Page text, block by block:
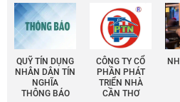
QUỸ TÍN DỤNG
NHÂN DÂN TÍN
NGHĨA
THÔNG BÁO
CÔNG TY CỔ
PHẦN PHÁT
TRIỂN NHÀ
CẦN THƠ